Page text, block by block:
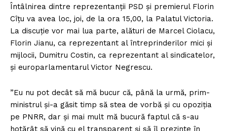
Întâlnirea dintre reprezentanţii PSD şi premierul Florin
Cîţu va avea loc, joi, de la ora 15,00, la Palatul Victoria.
La discuţie vor mai lua parte, alături de Marcel Ciolacu,
Florin Jianu, ca reprezentant al întreprinderilor mici şi
mijlocii, Dumitru Costin, ca reprezentant al sindicatelor,
şi europarlamentarul Victor Negrescu.
”Eu nu pot decât să mă bucur că, până la urmă, prim-
ministrul şi-a găsit timp să stea de vorbă şi cu opoziţia
pe PNRR, dar şi mai mult mă bucură faptul că s-au